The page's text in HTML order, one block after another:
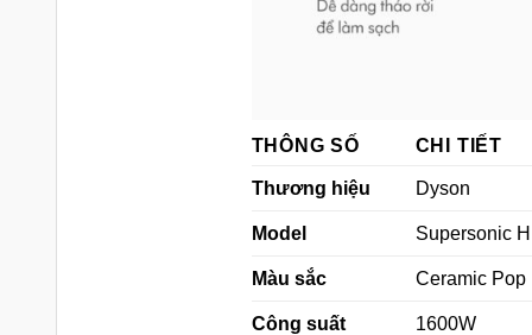
THÔNG SỐ
CHI TIẾT
Thương hiệu
Dyson
Model Supersonic
Màu sắc Ceramic Pop
Công suất 1600W